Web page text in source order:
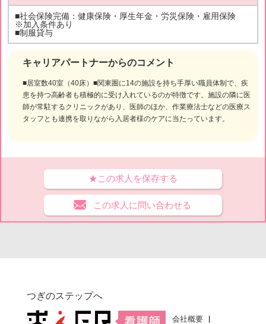
キャリアパートナーからのコメント
■居室数40室（40床）■関東圏に14の施設を持ち手厚い職員体制で、疾
患を持つ高齢者も積極的に受け入れているのが特徴です。施設の隣に医
師が常駐するクリニックがあり、医師のほか、作業療法士などの医療ス
タッフとも連携を取りながら入居者様のケアに当たっています。
■社会保険完備：健康保険・厚生年金・労災保険・雇用保険
※加入条件あり
■制服貸与
★この求人を保存する
この求人に問い合わせる
つぎのステップへ
会社概要